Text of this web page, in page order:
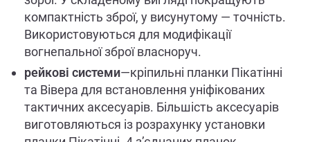
компактність зброї, у висунутому — точність.
Використовуються для модифікації
вогнепальної зброї власноруч.
рейкові системи—кріпильні планки Пікатінні
та Вівера для встановлення уніфікованих
тактичних аксесуарів. Більшість аксесуарів
виготовляються із розрахунку установки